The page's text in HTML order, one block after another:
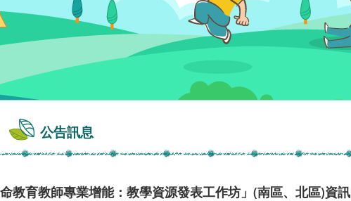
公告訊息
教育教師專業增能：教學資源發表工作坊」(南區、北區)資訊